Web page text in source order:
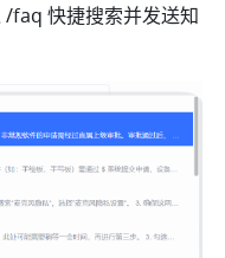
faq 快捷搜索并发送知